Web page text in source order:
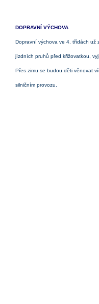
DOPRAVNÍ VÝCHOVA
Dopravní výchova ve 4. třídách už
jízdních pruhů před křižovatkou,
Přes zimu se budou děti věnovat
silničním provozu.